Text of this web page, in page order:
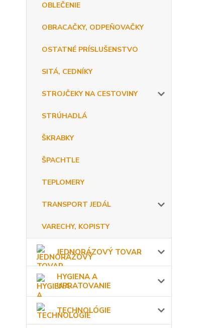
OBLEČENIE
OBRACAČKY, ODPEŇOVAČKY
OSTATNÉ PRÍSLUŠENSTVO
SITÁ, CEDNÍKY
STROJČEKY NA CESTOVINY
STRÚHADLÁ
ŠKRABKY
ŠPACHTLE
TEPLOMERY
TRANSPORT JEDÁL
VARECHY, KOPISTY
JEDNORÁZOVÝ TOVAR
HYGIENA A
UPRATOVANIE
TECHNOLÓGIE